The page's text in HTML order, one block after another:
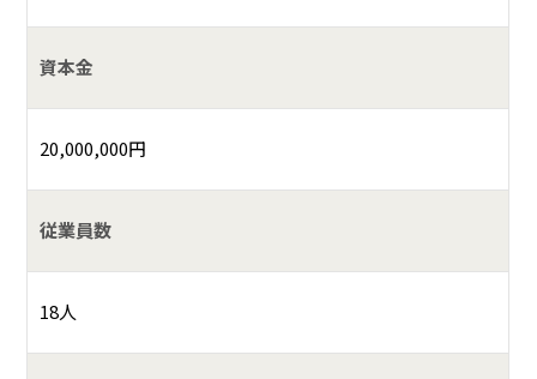
資本金
20,000,000円
従業員数
18人